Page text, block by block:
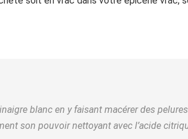
blanc en y faisant macérer des
son pouvoir nettoyant avec l’acide